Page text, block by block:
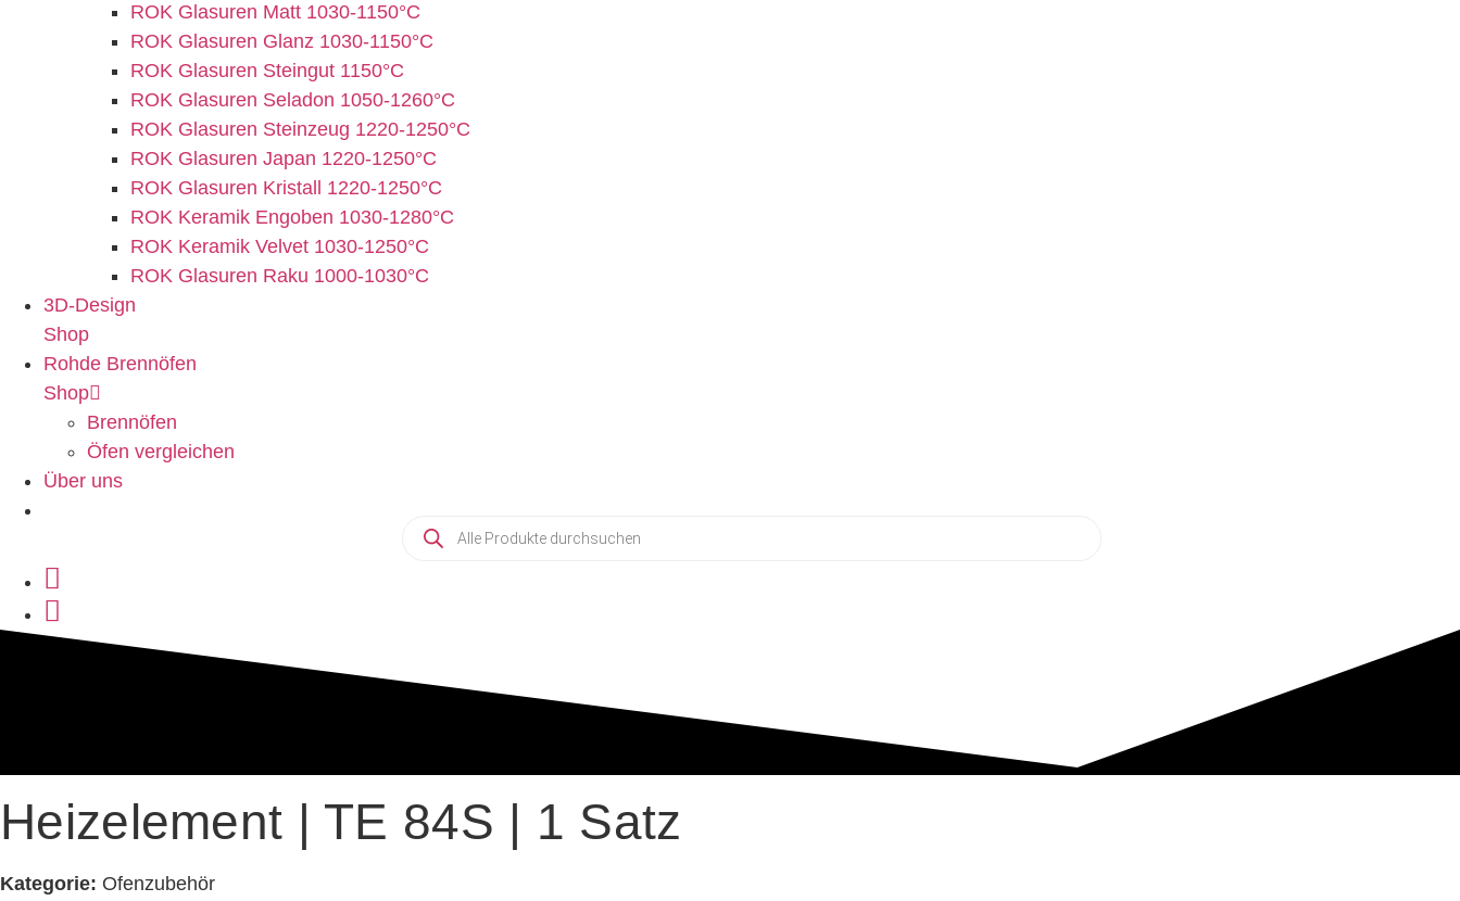
ROK Glasuren Matt 1030-1150°C
ROK Glasuren Glanz 1030-1150°C
ROK Glasuren Steingut 1150°C
ROK Glasuren Seladon 1050-1260°C
ROK Glasuren Steinzeug 1220-1250°C
ROK Glasuren Japan 1220-1250°C
ROK Glasuren Kristall 1220-1250°C
ROK Keramik Engoben 1030-1280°C
ROK Keramik Velvet 1030-1250°C
ROK Glasuren Raku 1000-1030°C
3D-Design
Shop
Rohde Brennöfen
Shop
Brennöfen
Öfen vergleichen
Über uns
Heizelement | TE 84S | 1 Satz
Kategorie: Ofenzubehör